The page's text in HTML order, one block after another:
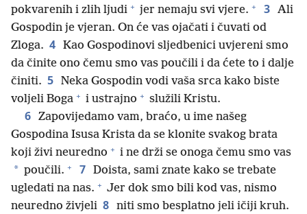
pokvarenih i zlih ljudi + jer nemaju svi vjere. + 3 Ali
Gospodin je vjeran. On će vas ojačati i čuvati od
Zloga. 4 Kao Gospodinovi sljedbenici uvjereni smo
da činite ono čemu smo vas poučili i da ćete to i dalje
činiti. 5 Neka Gospodin vodi vaša srca kako biste
voljeli Boga + i ustrajno + služili Kristu.
6 Zapovijedamo vam, braćo, u ime našeg
Gospodina Isusa Krista da se klonite svakog brata
koji živi neuredno + i ne drži se onoga čemu smo vas
* poučili. + 7 Doista, sami znate kako se trebate
ugledati na nas. + Jer dok smo bili kod vas, nismo
neuredno živjeli 8 niti smo besplatno jeli ičiji kruh.